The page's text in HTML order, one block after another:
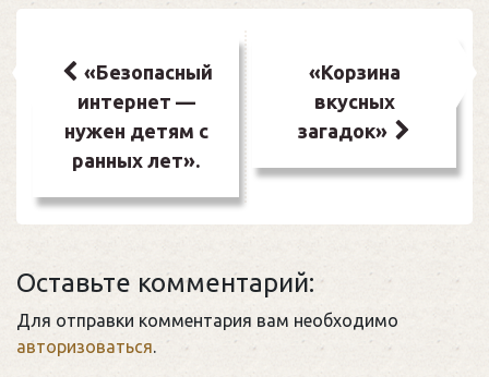
по
записям
«Безопасный
интернет —
нужен детям с
ранных лет».
«Корзина
вкусных
загадок»
Оставьте комментарий:
Для отправки комментария вам необходимо
авторизоваться.